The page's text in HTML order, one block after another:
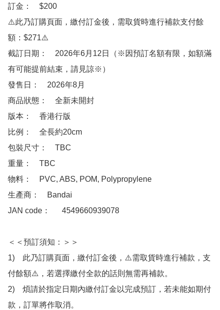
訂金：　$200
⚠️此乃訂購頁面，繳付訂金後，需取貨時進行補款支付餘
額：$271⚠️
截訂日期：　2026年6月12日（※因預訂名額有限，如額滿
有可能提前結束，請見諒※）
發售日：　2026年8月
商品狀態：　全新未開封
版本：　香港行版
比例：　全長約20cm
包裝尺寸：　TBC
重量：　TBC
物料：　PVC, ABS, POM, Polypropylene
生產商：　Bandai
JAN code：　  4549660939078
＜＜預訂須知：＞＞
1)　此乃訂購頁面，繳付訂金後，⚠️需取貨時進行補款，支
付餘額⚠️，若選擇繳付全款的話則無需再補款。
2)　煩請於指定日期內繳付訂金以完成預訂，若未能如期付
款，訂單將作取消。